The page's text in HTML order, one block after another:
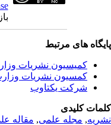
های مرتبط
کمیسیون نشریات
کمسیون نشریات
شرکت یکتاوب
کلیدی
,مجله علمی, مقاله